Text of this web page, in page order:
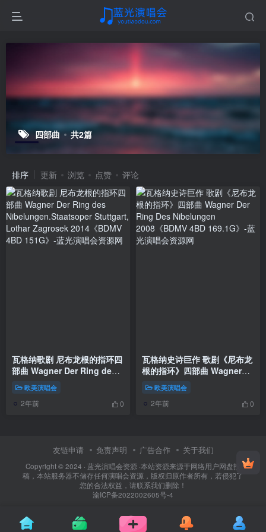
四部曲 共2篇
排序 更新 浏览 点赞 评论
瓦格纳歌剧 尼布龙根的指环四
部曲 Wagner Der Ring des
Nibelungen.Staatsoper
Stuttgart, Lothar Zagrosek
2014《BDMV 4BD 151G》
欧美演唱会
2年前 0
瓦格纳史诗巨作 歌剧《尼布龙
根的指环》四部曲 Wagner
Der Ring Des Nibelungen
2008《BDMV 4BD 169.1G》
欧美演唱会
2年前 0
友链申请 免责声明 广告合作 关于我们
Copyright © 2024 · 蓝光演唱会资源 ·本站资源来源于网络用户网盘投
稿，本站服务器不储存任何演唱会资源，版权归原作者所有，若侵犯了
您的合法权益，请联系我们删除！
渝ICP备2022002605号-4